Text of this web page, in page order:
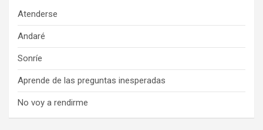
Atenderse
Andaré
Sonríe
Aprende de las preguntas inesperadas
No voy a rendirme